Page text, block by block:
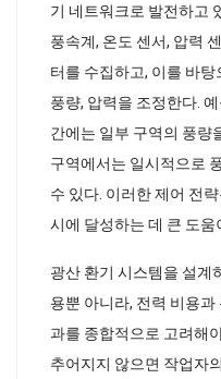
기 네트워크로 발전하고
풍속계, 온도 센서, 압력
터를 수집하고, 이를 바
풍량, 압력을 조정한다.
간에는 일부 구역의 풍량
구역에서는 일시적으로
수 있다. 이러한 제어 전
시에 달성하는 데 큰 도움
광산 환기 시스템을 설계
용뿐 아니라, 전력 비용
과를 종합적으로 고려해
추어지지 않으면 작업자